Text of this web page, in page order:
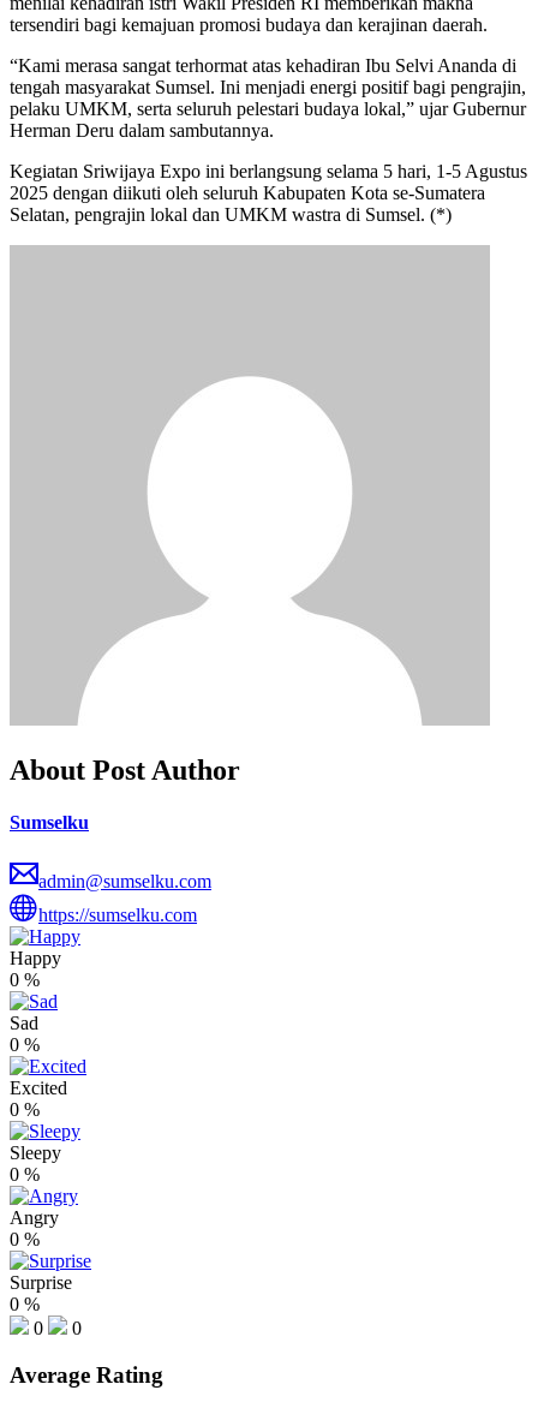
tersendiri bagi kemajuan promosi budaya dan kerajinan daerah.
“Kami merasa sangat terhormat atas kehadiran Ibu Selvi Ananda di
tengah masyarakat Sumsel. Ini menjadi energi positif bagi pengrajin,
pelaku UMKM, serta seluruh pelestari budaya lokal,” ujar Gubernur
Herman Deru dalam sambutannya.
Kegiatan Sriwijaya Expo ini berlangsung selama 5 hari, 1-5 Agustus
2025 dengan diikuti oleh seluruh Kabupaten Kota se-Sumatera
Selatan, pengrajin lokal dan UMKM wastra di Sumsel. (*)
About Post Author
Sumselku
admin@sumselku.com
https://sumselku.com
Happy
0 %
Sad
0 %
Excited
0 %
Sleepy
0 %
Angry
0 %
Surprise
0 %
0
0
Average Rating